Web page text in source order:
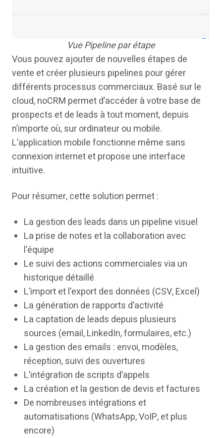
Vue Pipeline par étape
Vous pouvez ajouter de nouvelles étapes de
vente et créer plusieurs pipelines pour gérer
différents processus commerciaux. Basé sur le
cloud, noCRM permet d’accéder à votre base de
prospects et de leads à tout moment, depuis
n’importe où, sur ordinateur ou mobile.
L’application mobile fonctionne même sans
connexion internet et propose une interface
intuitive.
Pour résumer, cette solution permet :
La gestion des leads dans un pipeline visuel
La prise de notes et la collaboration avec
l’équipe
Le suivi des actions commerciales via un
historique détaillé
L’import et l’export des données (CSV, Excel)
La génération de rapports d’activité
La captation de leads depuis plusieurs
sources (email, LinkedIn, formulaires, etc.)
La gestion des emails : envoi, modèles,
réception, suivi des ouvertures
L’intégration de scripts d’appels
La création et la gestion de devis et factures
De nombreuses intégrations et
automatisations (WhatsApp, VoIP, et plus
encore)